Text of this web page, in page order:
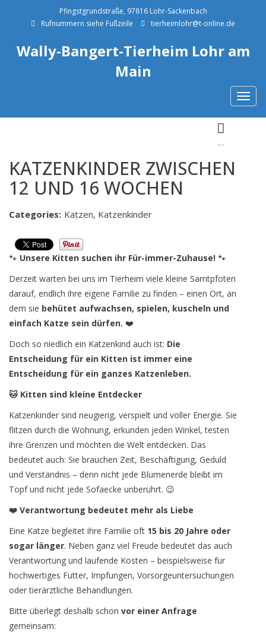
Pfingstgrundstraße, 97816 Lohr-Sackenbach
Rufnummern siehe Fußzeile
tierheimlohr@t-online.de
Wally-Bangert-Tierheim Lohr am
Main
Next
Previous
Next
KATZENKINDER ZWISCHEN
12 UND 16 WOCHEN
Categories: Katzen, Katzenkinder
🐾 Unsere Kitten suchen ihr Für-immer-Zuhause! 🐾
Derzeit warten bei uns im Tierheim viele kleine Samtpfoten
darauf, endlich ihre eigene Familie zu finden – einen Ort, an
dem sie behütet aufwachsen, spielen, kuscheln und
einfach Katze sein dürfen. ❤️
Doch so niedlich ein Katzenkind auch ist: Die
Entscheidung für ein Kitten ist immer eine
Entscheidung für ein ganzes Katzenleben.
🐱 Kitten sind kleine Entdecker
Katzenkinder sind neugierig, verspielt und voller Energie. Sie
flitzen durch die Wohnung, erkunden jeden Winkel, testen
ihre Grenzen und möchten die Welt entdecken. Das
bedeutet auch: Sie brauchen Zeit, Beschäftigung, Geduld
und Verständnis – denn nicht jede Blumenerde bleibt im
Topf und nicht jede Sofaecke unberührt. 😉
❤️ Verantwortung bedeutet mehr als Liebe
Eine Katze begleitet ihre Familie oft 15 bis 20 Jahre oder
sogar länger. Neben ganz viel Freude bedeutet das auch
Verantwortung und laufende Kosten – beispielsweise für
hochwertiges Futter, Impfungen, Vorsorgeuntersuchungen
oder tierärztliche Behandlungen.
Bitte überlegt deshalb schon vor einer Anfrage
gemeinsam: